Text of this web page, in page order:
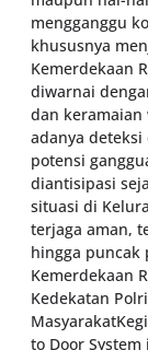
mengganggu
khususnya
Kemerdekaan
diwarnai
dan keramaian
adanya
potensi
diantisipasi
situasi di
terjaga aman,
hingga puncak
Kemerdekaan
Kedekatan
to Door